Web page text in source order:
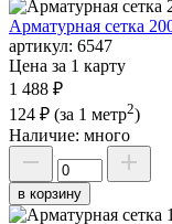
Арматурная сетка
артикул: 6547
Цена за 1 карту
1 488 ₽
124 ₽ (за 1 метр2)
Наличие: много
в корзину